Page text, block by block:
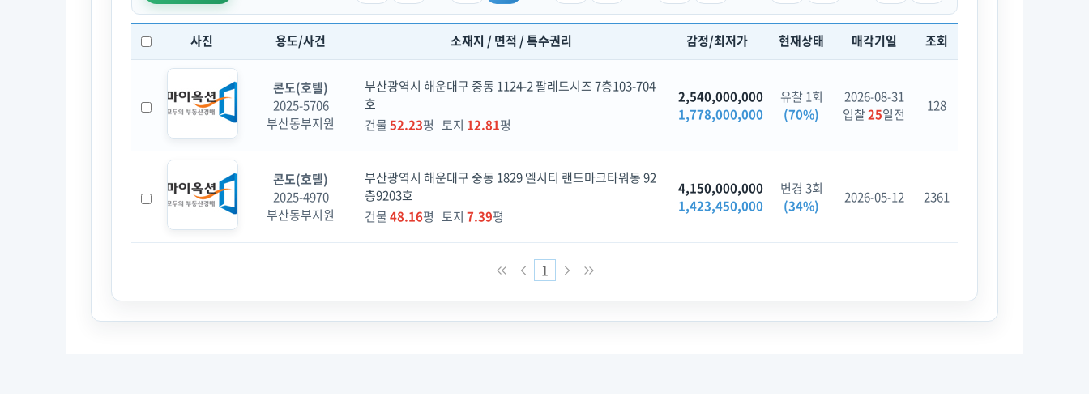
사진 용도/사건 소재지 / 면적 / 특수권리 감정/최저가 현재상태 매각기일 조회
콘도(호텔)
2025-5706
부산동부지원
부산광역시 해운대구 중동 1124-2 팔레드시즈 7층103-704
호
건물52.23평 토지 12.81평
2,540,000,000
1,778,000,000
유찰 1회
(70%)
2026-08-31
입찰25일전 128
콘도(호텔)
2025-4970
부산동부지원
부산광역시 해운대구 중동 1829 엘시티 랜드마크타워동 92
층9203호
건물48.16평 토지 7.39평
4,150,000,000
1,423,450,000
변경 3회
(34%)
2026-05-12 2361
1